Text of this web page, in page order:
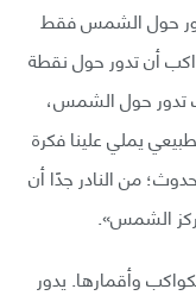
حول الشمس فقط
أن تدور حول نقطة
تدور حول الشمس،
يملي علينا فكرة
من النادر جدًا أن
الشمس».
وأقمارها. يدور